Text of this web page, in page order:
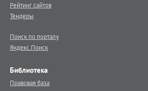
Рейтинг сайтов
Тендеры
Поиск по порталу
Яндекс.Поиск
Библиотека
Правовая база